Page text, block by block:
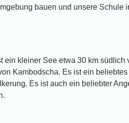
bauen und unsere Schule
ein kleiner See etwa 30 km südlich
Kambodscha. Es ist ein
Es ist auch ein beliebter